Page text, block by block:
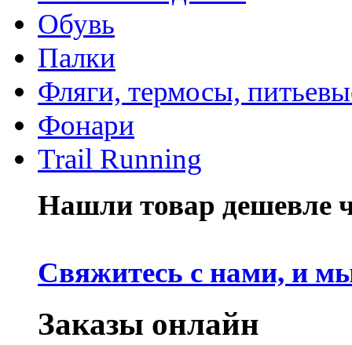
Обувь
Палки
Фляги, термосы,
Фонари
Trail Running
Нашли товар дешевле
Свяжитесь с нами, и
Заказы онлайн